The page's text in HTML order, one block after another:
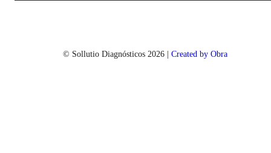
© Sollutio Diagnósticos 2026 | Created by Obra